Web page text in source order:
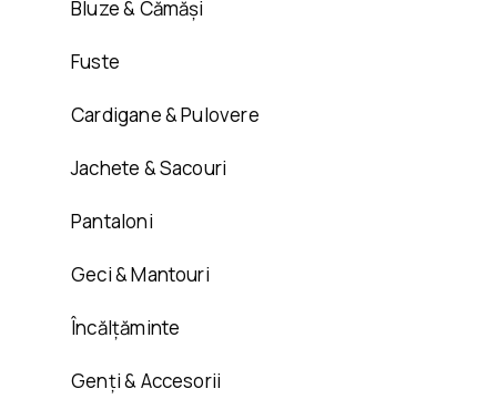
Bluze & Cămăși
Fuste
Cardigane & Pulovere
Jachete & Sacouri
Pantaloni
Geci & Mantouri
Încălțăminte
Genți & Accesorii